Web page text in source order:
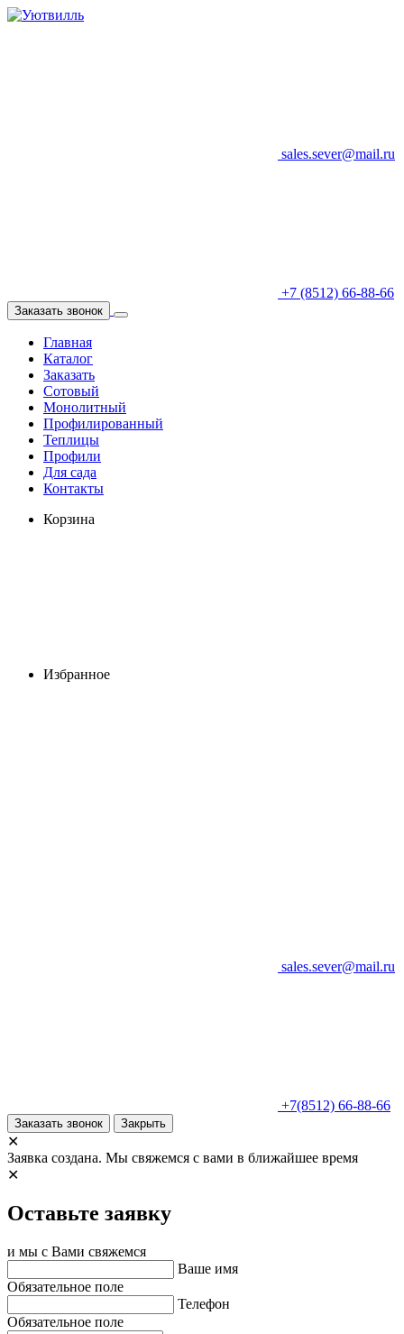
sales.sever@mail.ru
+7 (8512) 66-88-66
Заказать звонок
Главная
Каталог
Заказать
Сотовый
Монолитный
Профилированный
Теплицы
Профили
Для сада
Контакты
Корзина
Избранное
sales.sever@mail.ru
+7(8512) 66-88-66
Заказать звонок Закрыть
✕
Заявка создана. Мы свяжемся с вами в ближайшее время
✕
Оставьте заявку
и мы с Вами свяжемся
Ваше имя
Обязательное поле
Телефон
Обязательное поле